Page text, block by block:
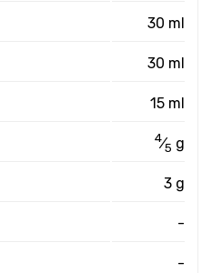
30 ml
30 ml
15 ml
4⁄5 g
3 g
-
-